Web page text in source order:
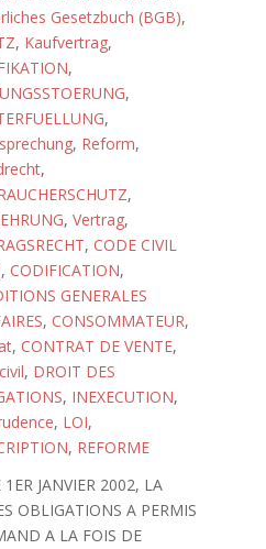
Gesetzbuch (BGB),
, Kaufvertrag,
,
,
,
, Reform,
,
,
, Vertrag,
, CODE CIVIL
, CODIFICATION,
GENERALES
, CONSOMMATEUR,
, CONTRAT DE VENTE,
, DROIT DES
, INEXECUTION,
, LOI,
, REFORME
JANVIER 2002, LA
OBLIGATIONS A PERMIS
A LA FOIS DE